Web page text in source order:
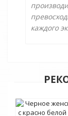
каждого